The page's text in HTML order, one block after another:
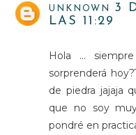
UNKNOWN
3
LAS 11:29
Hola ...
sorprenderá
de piedra jajaja
que no soy
pondré en